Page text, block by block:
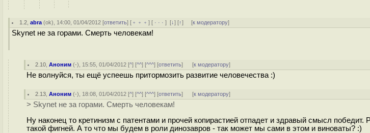
1.2 ,abra (ok), 14:00, 01/04/2012 [ответить] [ ﹢﹢﹢] [ · · ·][↓] [↑] [к модератору]
Skynet не за горами. Смерть человекам!
2.10 ,Аноним (-), 15:55, 01/04/2012 [^] [^^] [^^^] [ответить] [к модератору]
Не волнуйся, ты ещё успеешь притормозить развитие человечества :)
2.13 ,Аноним (-), 18:08, 01/04/2012 [^] [^^] [^^^] [ответить] [к модератору]
> Skynet не за горами. Смерть человекам!
Ну наконец то кретинизм с патентами и прочей копирастией отпадет и здравый смысл
такой фигней. А то что мы будем в роли динозавров - так может мы сами в этом и виноваты? :)